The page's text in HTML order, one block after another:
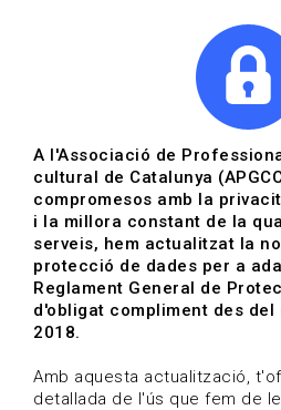
Actualitza't
Vols estar al dia?
HOME / BLOG
A l'Associació de
cultural de Catalunya
compromesos amb la
i la millora constant de la
serveis, hem actualitzat la
protecció de dades per a
Reglament General de
d'obligat compliment des del
2018.
Amb aquesta actualització,
detallada de l'ús que fem de